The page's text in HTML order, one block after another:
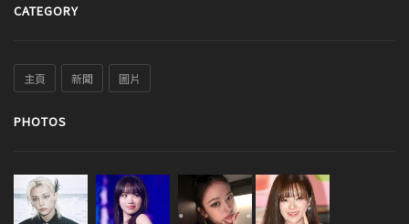
CATEGORY
主頁 新聞 圖片
PHOTOS